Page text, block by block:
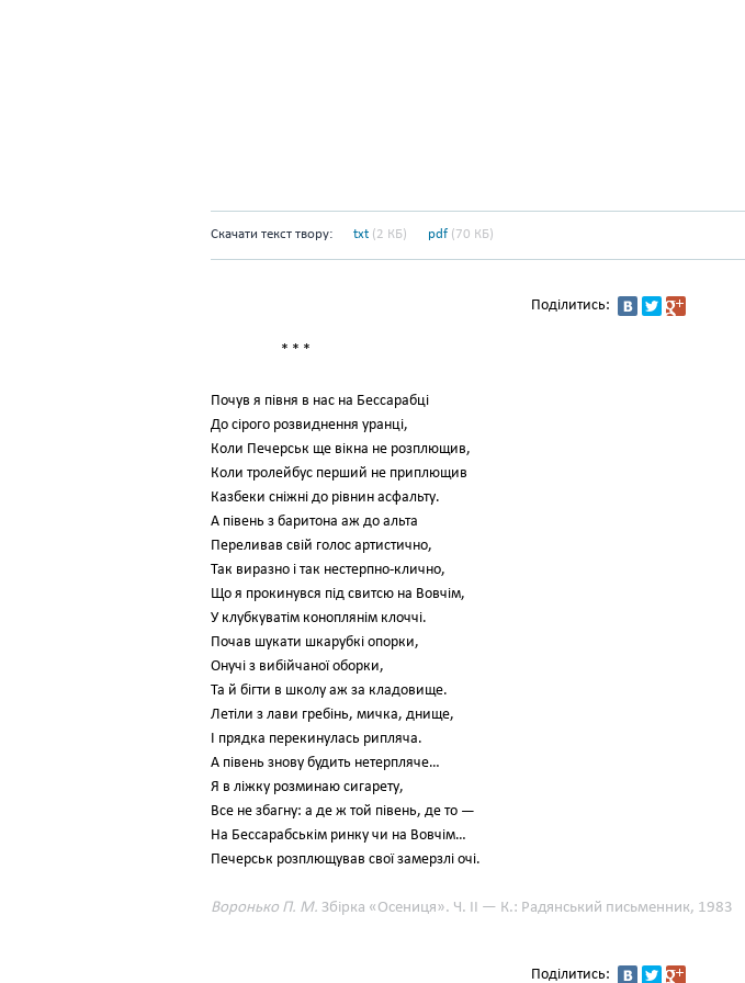
Скачати текст твору: txt (2 КБ) pdf (70 КБ)
Поділитись:
* * *
Почув я півня в нас на Бессарабці
До сірого розвиднення уранці,
Коли Печерськ ще вікна не розплющив,
Коли тролейбус перший не приплющив
Казбеки сніжні до рівнин асфальту.
А півень з баритона аж до альта
Переливав свій голос артистично,
Так виразно і так нестерпно-клично,
Що я прокинувся під свитсю на Вовчім,
У клубкуватім коноплянім клоччі.
Почав шукати шкарубкі опорки,
Онучі з вибійчаної оборки,
Та й бігти в школу аж за кладовище.
Летіли з лави гребінь, мичка, днище,
І прядка перекинулась рипляча.
А півень знову будить нетерпляче…
Я в ліжку розминаю сигарету,
Все не збагну: а де ж той півень, де то —
На Бессарабськім ринку чи на Вовчім…
Печерськ розплющував свої замерзлі очі.
Воронько П. М. Збірка «Осениця». Ч. ІІ — К.: Радянський письменник, 1983
Поділитись: